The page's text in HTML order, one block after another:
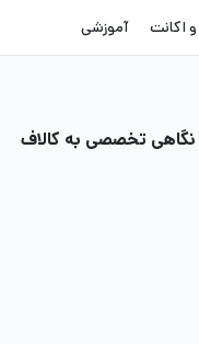
اکانت آموزشی
نگاهی تخصصی به کالاف